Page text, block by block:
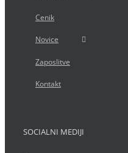
Cenik
Novice
Zaposlitve
Kontakt
SOCIALNI MEDIJI